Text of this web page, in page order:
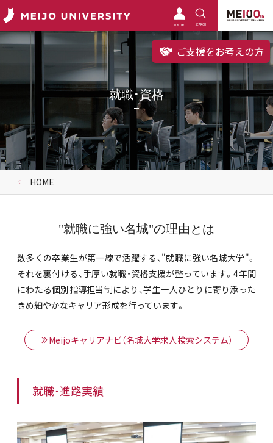
meimo SEARCH
ご支援をお考えの方
就職・資格
HOME
"就職に強い名城"の理由とは
数多くの卒業生が第一線で活躍する、"就職に強い名城大学"。
それを裏付ける、手厚い就職・資格支援が整っています。4年間
にわたる個別指導担当制により、学生一人ひとりに寄り添った
きめ細やかなキャリア形成を行っています。
Meijoキャリアナビ（名城大学求人検索システム）
就職・進路実績